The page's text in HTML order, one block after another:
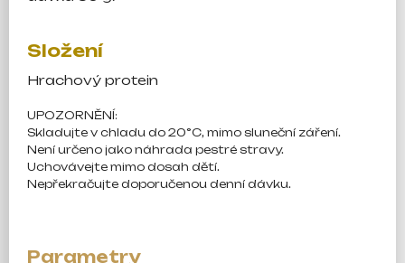
Složení
Hrachový protein
UPOZORNĚNÍ:
Skladujte v chladu do 20°C, mimo sluneční záření.
Není určeno jako náhrada pestré stravy.
Uchovávejte mimo dosah dětí.
Nepřekračujte doporučenou denní dávku.